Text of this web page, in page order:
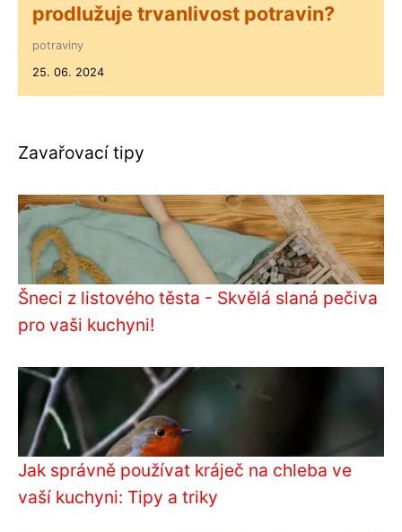
prodlužuje trvanlivost potravin?
potraviny
25. 06. 2024
Zavařovací tipy
Šneci z listového těsta - Skvělá slaná pečiva
pro vaši kuchyni!
Jak správně používat kráječ na chleba ve
vaší kuchyni: Tipy a triky